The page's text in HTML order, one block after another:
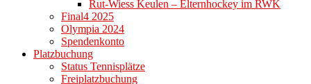
Rut-Wiess Keulen – Elternhockey im RWK
Final4 2025
Olympia 2024
Spendenkonto
Platzbuchung
Status Tennisplätze
Freiplatzbuchung